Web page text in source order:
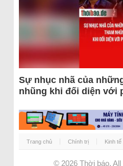
Sự nhục nhã của
nhũng khi đối diện với
Trang chủ Chính trị Kinh tế
© 2026 Thời báo.